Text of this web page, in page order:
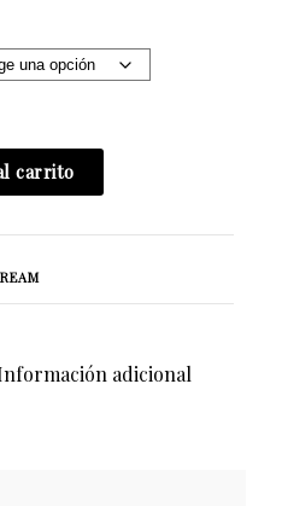
carrito
adicional